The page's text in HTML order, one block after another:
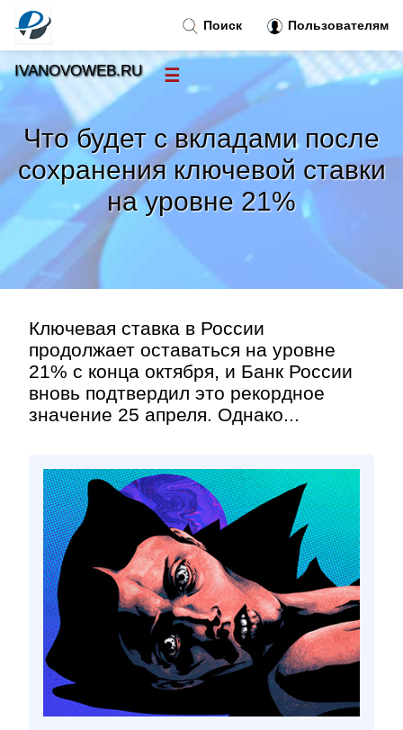
Что будет с вкладами после
сохранения ключевой ставки
на уровне 21%
Ключевая ставка в России
продолжает оставаться на уровне
21% с конца октября, и Банк России
вновь подтвердил это рекордное
значение 25 апреля. Однако...
Поиск Пользователям
IVANOVOWEB.RU ☰
Новости
Тренды новостей »
»
Правила »